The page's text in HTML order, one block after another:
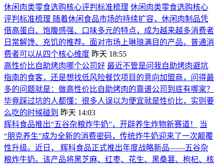
休闲肉类零食选购核心评判标准梳理 休闲肉类零食选购核心
评判标准梳理 随着休闲食品市场的持续扩容，休闲肉制品凭
借高蛋白、饱腹感强、口味多元的特点，成为越来越多消费者
日常解馋、充饥的推荐。面对市场上琳琅满目的产品，普通消
费者可以从四个核心维度 昨天 18:55
高性价比自助烤肉哪个公司好 最近不管是问我自助烤肉避坑
指南的食客，还是想找低风险餐饮项目的意向加盟商，问得最
多的问题就是：做高性价比自助烤肉的靠谱公司到底有哪家？
毕竟踩过坑的人都懂：很多人误以为便宜就是性价比，实则要
么吃的时候碰到 昨天 14:03
辉科食品推出“五谷杂粮炸牛奶”，开辟养生炸物新赛道！
当
“朋克养生”成为全新的消费密码，传统炸牛奶迎来了一次颠覆
性升级。近日， 辉科食品正式推出年度战略新品——五谷杂
粮炸牛奶。该产品将黑芝麻、红枣、花生、黑桑葚、枸杞、核